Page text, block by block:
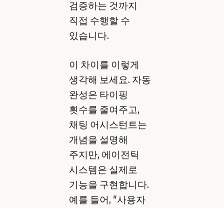
검증하는 것까지
직접 수행할 수
있습니다.
이 차이를 이렇게
생각해 보세요. 자동
완성은 타이핑
횟수를 줄여주고,
채팅 어시스턴트는
개념을 설명해
주지만, 에이전틱
시스템은 실제로
기능을 구현합니다.
예를 들어, "사용자